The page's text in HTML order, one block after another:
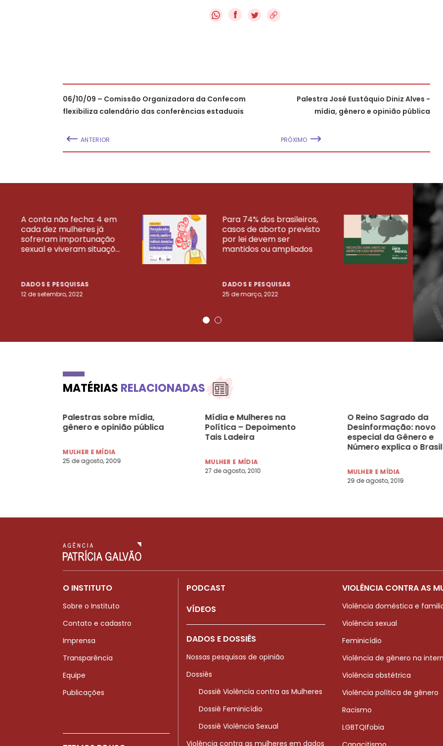
f
06/10/09 – Comissão Organizadora da Confecom
flexibiliza calendário das conferências estaduais
ANTERIOR
Palestra José Eustáquio Diniz Alves -
mídia, gênero e opinião pública
PRÓXIMO
A conta não fecha: 4 em
cada dez mulheres já
sofreram importunação
sexual e viveram situaçõ...
DADOS E PESQUISAS
12 de setembro, 2022
Para 74% dos brasileiros,
casos de aborto previsto
por lei devem ser
mantidos ou ampliados
DADOS E PESQUISAS
25 de março, 2022
23
VEJA MAIS PESQUISAS
MATÉRIAS RELACIONADAS
Palestras sobre mídia,
gênero e opinião pública
MULHER E MÍDIA
25 de agosto, 2009
Mídia e Mulheres na
Política – Depoimento
Tais Ladeira
MULHER E MÍDIA
27 de agosto, 2010
O Reino Sagrado da
Desinformação: novo
especial da Gênero e
Número explica o Brasil
de gênero
MULHER E MÍDIA
29 de agosto, 2019
O INSTITUTO
Sobre o Instituto
Contato e cadastro
Imprensa
Transparência
Equipe
Publicações
PODCAST
VÍDEOS
DADOS E DOSSIÊS
Nossas pesquisas de opinião
Dossiês
Dossiê Violência contra as Mulheres
Dossiê Feminicídio
Dossiê Violência Sexual
Violência contra as mulheres em dados
VIOLÊNCIA CONTRA AS
Violência doméstica e
Violência sexual
Feminicídio
Violência de gênero na
Violência obstétrica
Violência política de gênero
Racismo
LGBTQIfobia